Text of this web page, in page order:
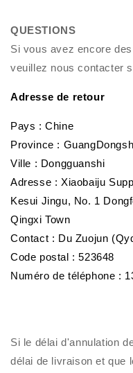
QUESTIONS
Si vous avez encore
veuillez nous contacter
Adresse de retour
Pays : Chine
Province :
Ville : Dongguanshi
Adresse : Xiaobaiju
Kesui Jingu, No. 1
Qingxi Town
Contact : Du Zuojun
Code postal : 523648
Numéro de téléphone :
Si le délai d'annulation
délai de livraison et que